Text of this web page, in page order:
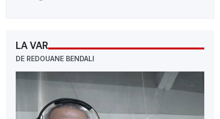
LA VAR
DE REDOUANE BENDALI